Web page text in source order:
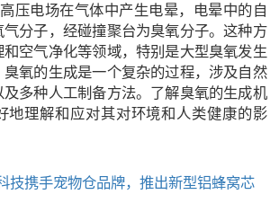
压电场在气体中产生电晕，电晕中的自
分子，经碰撞聚台为臭氧分子。这种方
空气净化等领域，特别是大型臭氧发生
氧的生成是一个复杂的过程，涉及自然
多种人工制备方法。了解臭氧的生成机
地理解和应对其对环境和人类健康的影
技携手宠物仓品牌，推出新型铝蜂窝芯